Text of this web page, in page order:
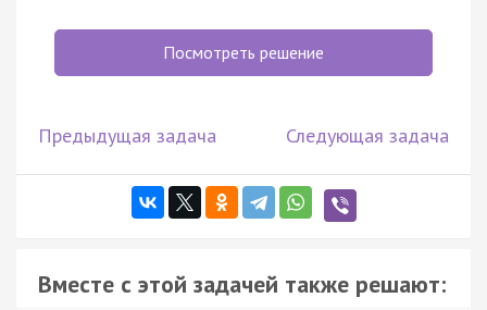
Посмотреть решение
Предыдущая задача Следующая задача
Вместе с этой задачей также решают: